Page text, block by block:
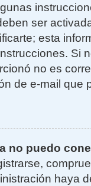
ser
esta
Si
no es
de e-mail
no puedo
haya